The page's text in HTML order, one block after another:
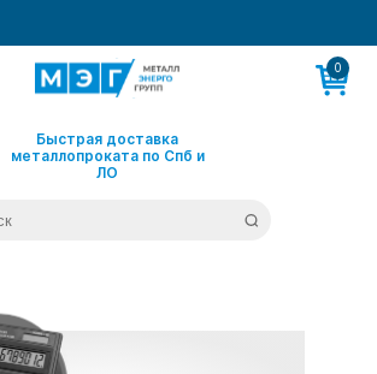
Быстрая доставка
металлопроката по Спб и
ЛО
0